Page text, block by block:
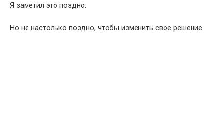
Я заметил это поздно.
Но не настолько поздно, чтобы изменить своё решение.